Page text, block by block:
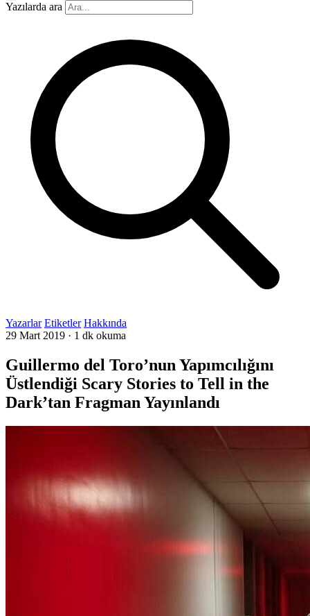
Yazılarda ara
Yazarlar Etiketler Hakkında
29 Mart 2019 · 1 dk okuma
Guillermo del Toro’nun Yapımcılığını
Üstlendiği Scary Stories to Tell in the
Dark’tan Fragman Yayınlandı